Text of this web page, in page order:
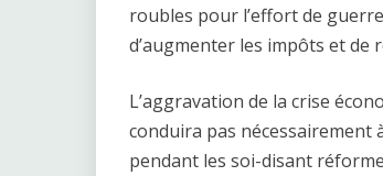
roubles pour l’effort de
d’augmenter les impôts et de
L’aggravation de la crise
conduira pas nécessairement
pendant les soi-disant